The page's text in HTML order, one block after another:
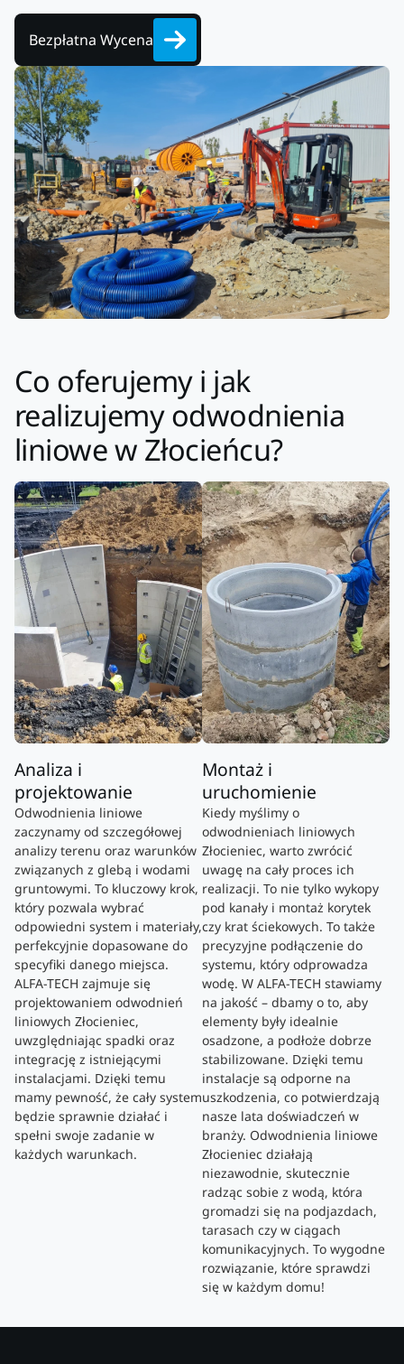
Bezpłatna Wycena
Co oferujemy i jak
realizujemy odwodnienia
liniowe w Złocieńcu?
Analiza i
projektowanie
Odwodnienia liniowe
zaczynamy od szczegółowej
analizy terenu oraz warunków
związanych z glebą i wodami
gruntowymi. To kluczowy krok,
który pozwala wybrać
odpowiedni system i materiały,
perfekcyjnie dopasowane do
specyfiki danego miejsca.
ALFA-TECH zajmuje się
projektowaniem odwodnień
liniowych Złocieniec,
uwzględniając spadki oraz
integrację z istniejącymi
instalacjami. Dzięki temu
mamy pewność, że cały system
będzie sprawnie działać i
spełni swoje zadanie w
każdych warunkach.
Montaż i
uruchomienie
Kiedy myślimy o
odwodnieniach liniowych
Złocieniec, warto zwrócić
uwagę na cały proces ich
realizacji. To nie tylko wykopy
pod kanały i montaż korytek
czy krat ściekowych. To także
precyzyjne podłączenie do
systemu, który odprowadza
wodę. W ALFA-TECH stawiamy
na jakość – dbamy o to, aby
elementy były idealnie
osadzone, a podłoże dobrze
stabilizowane. Dzięki temu
instalacje są odporne na
uszkodzenia, co potwierdzają
nasze lata doświadczeń w
branży. Odwodnienia liniowe
Złocieniec działają
niezawodnie, skutecznie
radząc sobie z wodą, która
gromadzi się na podjazdach,
tarasach czy w ciągach
komunikacyjnych. To wygodne
rozwiązanie, które sprawdzi
się w każdym domu!